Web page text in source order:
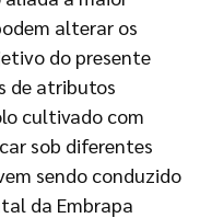
alterar os
do presente
de atributos
cultivado com
sob diferentes
sendo conduzido
da Embrapa